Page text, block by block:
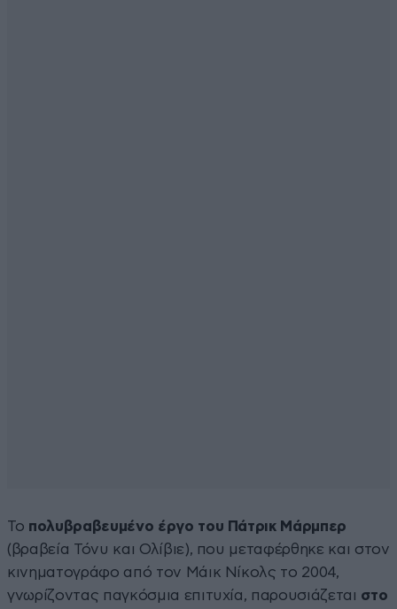
Το πολυβραβευμένο έργο του Πάτρικ Μάρμπερ
(βραβεία Τόνυ και Ολίβιε), που μεταφέρθηκε και στον
κινηματογράφο από τον Μάικ Νίκολς το 2004,
γνωρίζοντας παγκόσμια επιτυχία, παρουσιάζεται στο